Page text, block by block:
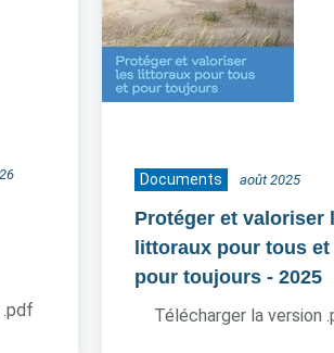
.pdf
Documents août 2025
Protéger et valoriser
littoraux pour tous et
pour toujours - 2025
Télécharger la version